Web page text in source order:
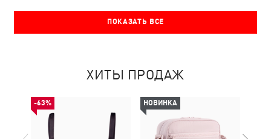
ПОКАЗАТЬ ВСЕ
ХИТЫ ПРОДАЖ
-63% НОВИНКА